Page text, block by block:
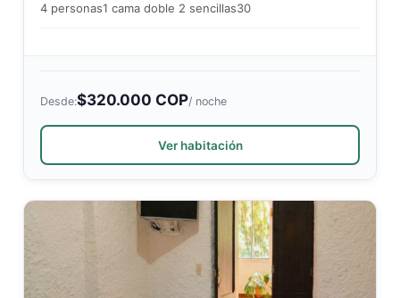
4 personas1 cama doble 2 sencillas30
Desde:$320.000 COP/ noche
Ver habitación